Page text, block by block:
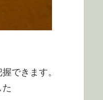
できます。